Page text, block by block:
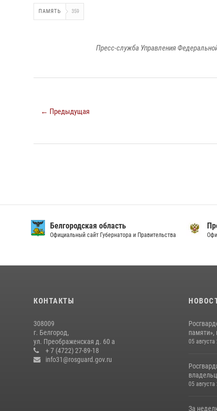
ПАМЯТЬ 359
Пресс-служба Управления
← Предыдущая
Белгородская область
Официальный сайт Губернатора и Правительства
КОНТАКТЫ
308009
г. Белгород,
ул. Преображенская д. 60 а
+ 7 (4722) 27-89-18
info31@rosguard.gov.ru
памяти»,
05
05 августа
За